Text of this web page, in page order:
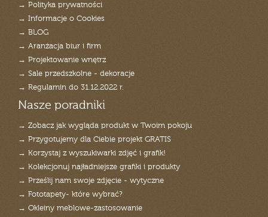
→ Polityka prywatności
→ Informacje o Cookies
→ BLOG
→ Aranżacja biur i firm
→ Projektowanie wnętrz
→ Sale przedszkolne - dekoracje
→ Regulamin do 31.12.2022 r.
Nasze poradniki
→ Zobacz jak wygląda produkt w Twoim pokoju
→ Przygotujemy dla Ciebie projekt GRATIS
→ Korzystaj z wyszukiwarki zdjęć i grafik!
→ Kolekcjonuj najładniejsze grafiki i produkty
→ Prześlij nam swoje zdjęcie - wytyczne
→ Fototapety- które wybrać?
→ Okleiny meblowe-zastosowanie